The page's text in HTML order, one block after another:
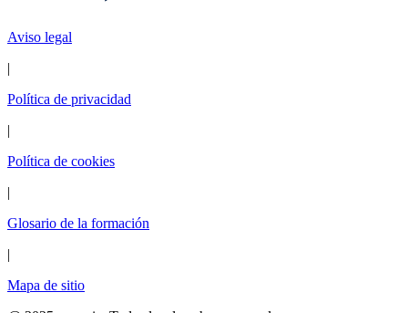
Aviso legal
|
Política de privacidad
|
Política de cookies
|
Glosario de la formación
|
Mapa de sitio